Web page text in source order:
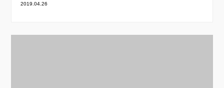
2019.04.26